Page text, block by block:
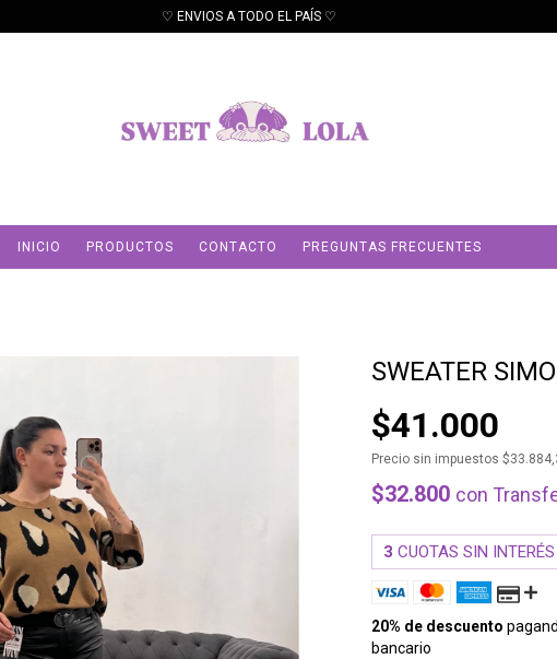
♡ ENVIOS A TODO EL PAÍS ♡
INICIO PRODUCTOS CONTACTO PREGUNTAS FRECUENTES
SWEATER
$41.000
Precio sin impuestos
$32.800 con
3 CUOTAS SIN
20% de descuento
bancario